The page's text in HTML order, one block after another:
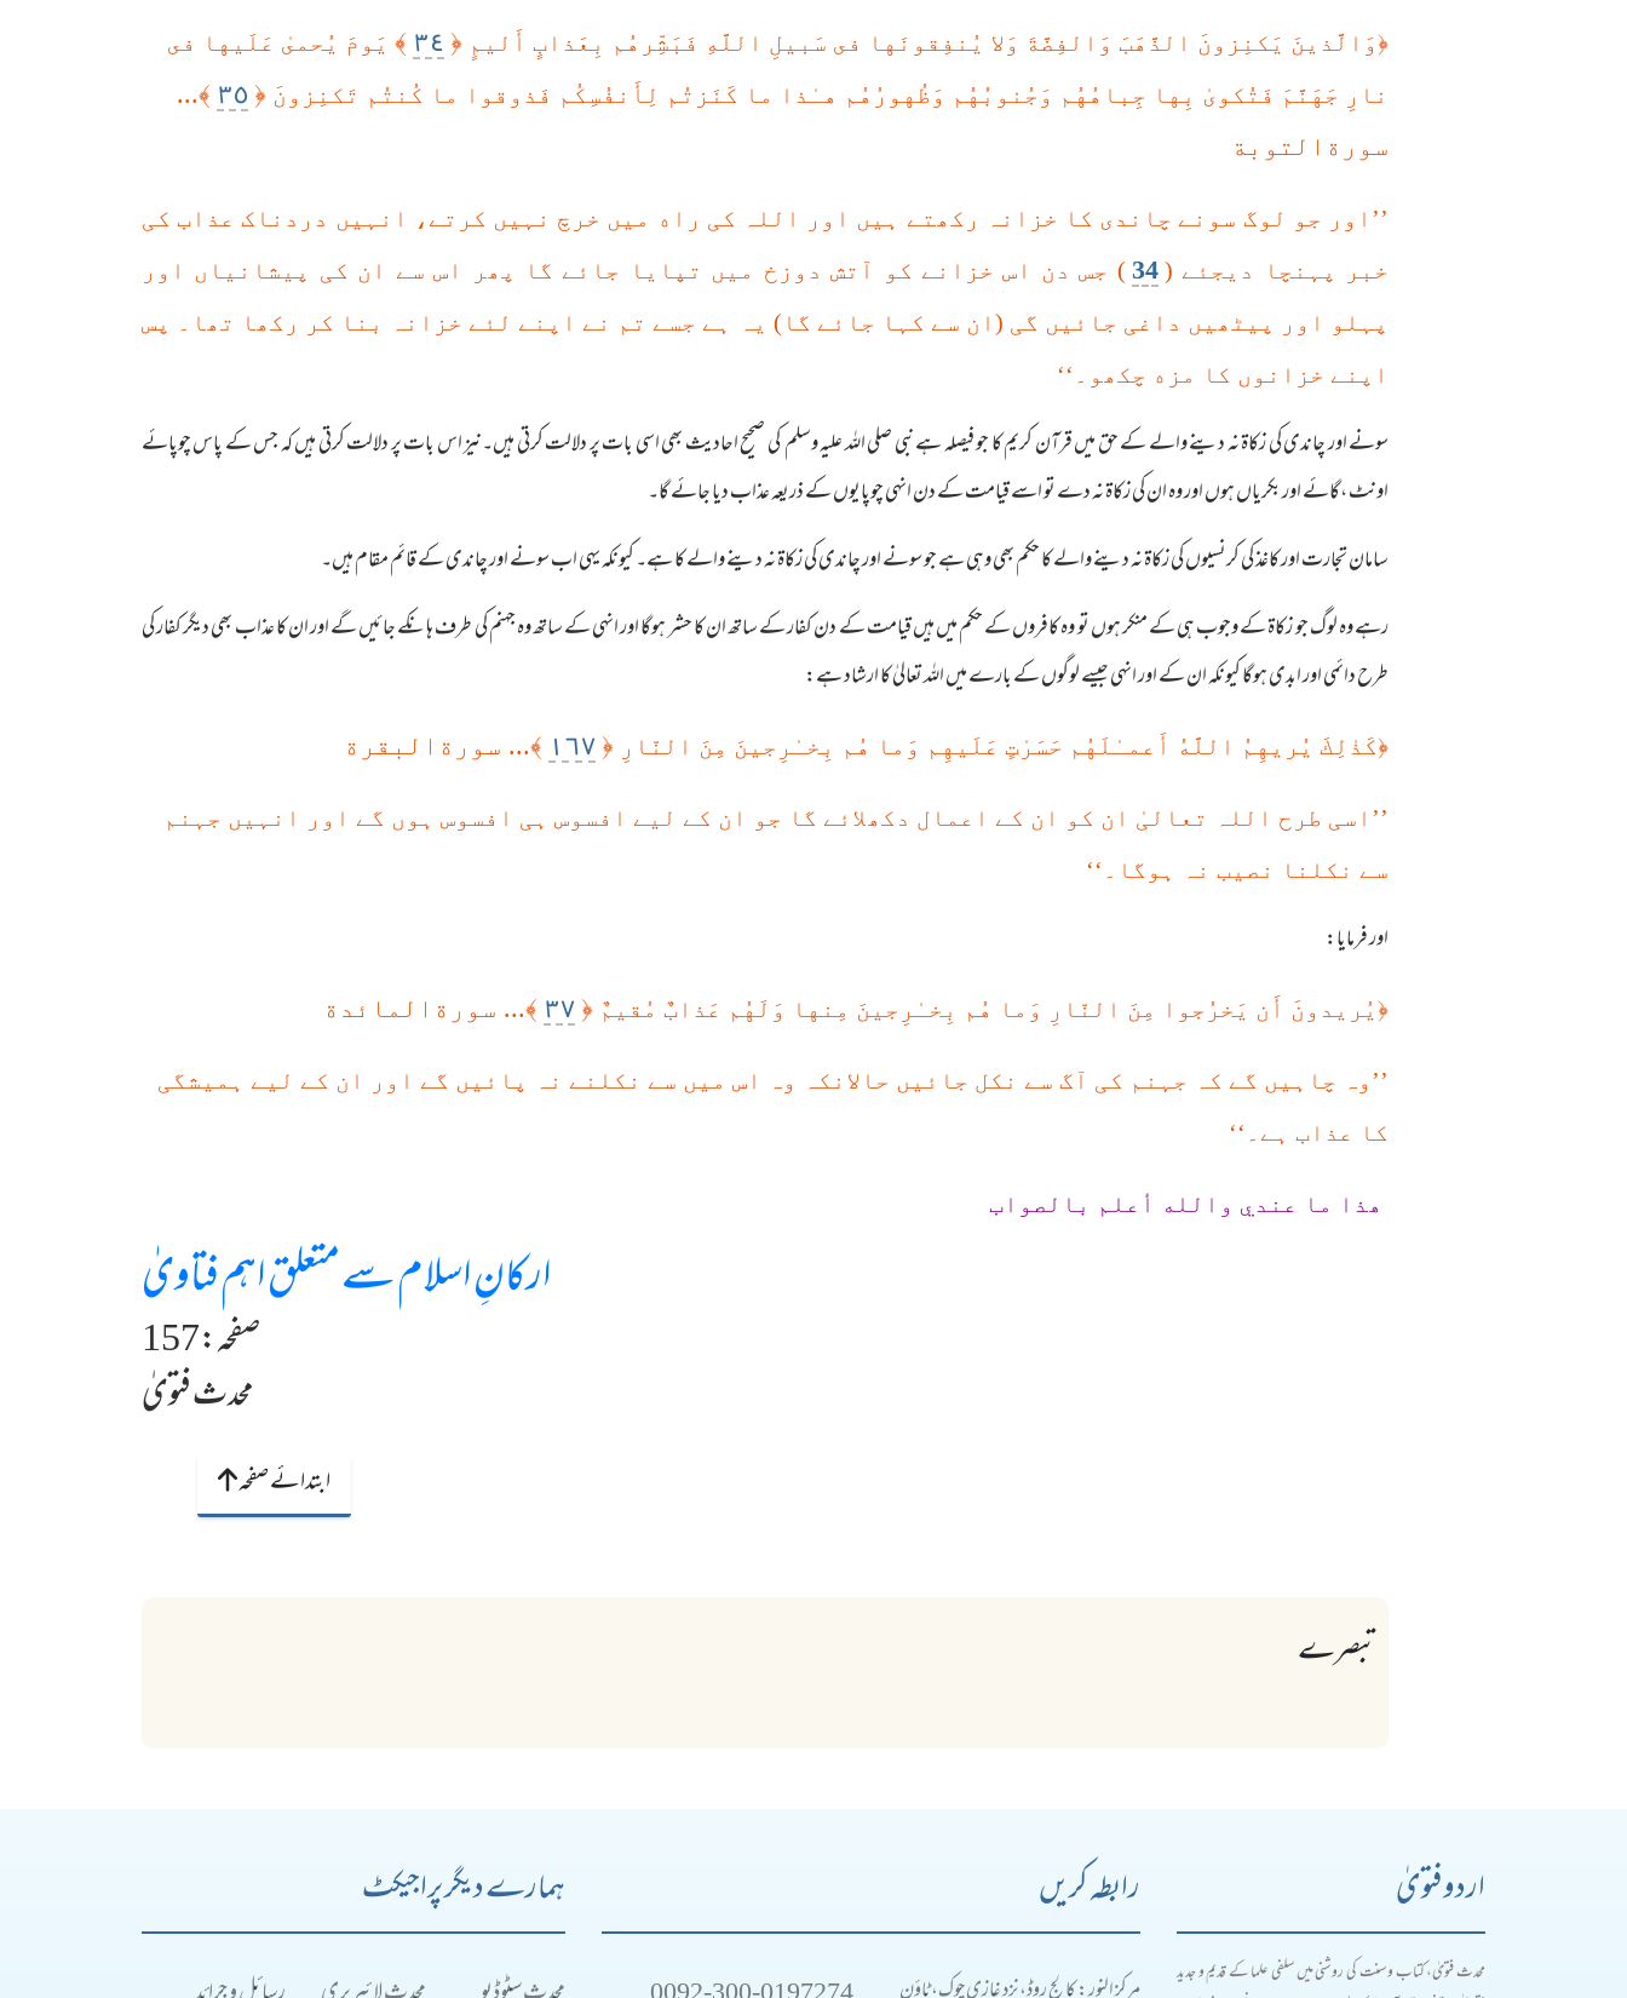
﴿وَالَّذينَ يَكنِزونَ الذَّهَبَ وَالفِضَّةَ وَلا يُنفِقونَها فى سَبيلِ اللَّهِ فَبَشِّرهُم بِعَذابٍ أَليمٍ ﴿ ٣٤ ﴾ يَومَ يُحمىٰ عَلَيها فى
نارِ جَهَنَّمَ فَتُكوىٰ بِها جِباهُهُم وَجُنوبُهُم وَظُهورُهُم هـٰذا ما كَنَزتُم لِأَنفُسِكُم فَذوقوا ما كُنتُم تَكنِزونَ ﴿ ٣٥ ﴾...
سورةالتوبة
’’اور جو لوگ سونے چاندی کا خزانہ رکھتے ہیں اور اللہ کی راه میں خرچ نہیں کرتے، انہیں دردناک عذاب کی
خبر پہنچا دیجئے ( 34 ) جس دن اس خزانے کو آتش دوزخ میں تپایا جائے گا پھر اس سے ان کی پیشانیاں اور
پہلو اور پیٹھیں داغی جائیں گی (ان سے کہا جائے گا) یہ ہے جسے تم نے اپنے لئے خزانہ بنا کر رکھا تھا۔ پس
اپنے خزانوں کا مزه چکھو۔‘‘
سونے اور چاندی کی زکاۃ نہ دینے والے کے حق میں قرآن کریم کا جو فیصلہ ہے نبی صلی اللہ علیہ وسلم کی صحیح احادیث بھی اسی بات پر دلالت کرتی ہیں۔نیز اس بات پر دلالت کرتی ہیں کہ جس کے پاس چوپائے
اونٹ ،گائے اور بکریاں ہوں اور وہ ان کی زکاۃ نہ دے تو اسے قیامت کے دن انہی چوپایوں کے ذریعہ عذاب دیا جائے گا۔
سامان تجارت اور کاغذ کی کرنسیوں کی زکاۃ نہ دینے والے کا حکم بھی وہی ہے جو سونے اور چاندی کی زکاۃ نہ دینے والے کا ہے۔ کیونکہ یہی اب سونے اور چاندی کے قائم مقام ہیں۔
رہے وہ لوگ جو زکاۃ کے وجوب ہی کے منکر ہوں تو وہ کافروں کے حکم میں ہیں قیامت کے دن کفار کے ساتھ ان کا حشر ہوگا اور انہی کے ساتھ وہ جہنم کی طرف ہانکے جائیں گے اور ان کا عذاب بھی دیگر کفار کی
طرح دائمی اور ابدی ہوگا کیونکہ ان کے اور انہی جیسے لوگوں کے بارے میں اللہ تعالیٰ کا ارشاد ہے:
﴿كَذ‌ٰلِكَ يُريهِمُ اللَّهُ أَعمـٰلَهُم حَسَر‌ٰتٍ عَلَيهِم وَما هُم بِخـٰرِجينَ مِنَ النّارِ ﴿ ١٦٧ ﴾... سورةالبقرة
’’اسی طرح اللہ تعالیٰ ان کو ان کے اعمال دکھلائے گا جو ان کے لیے افسوس ہی افسوس ہوں گے اور انہیں جہنم
سے نکلنا نصیب نہ ہوگا۔‘‘
اور فرمایا:
﴿يُريدونَ أَن يَخرُجوا مِنَ النّارِ وَما هُم بِخـٰرِجينَ مِنها وَلَهُم عَذابٌ مُقيمٌ ﴿ ٣٧ ﴾... سورةالمائدة
’’وہ چاہیں گے کہ جہنم کی آگ سے نکل جائیں حالانکہ وہ اس میں سے نکلنے نہ پائیں گے اور ان کے لیے ہمیشگی
کا عذاب ہے۔‘‘
ھذا ما عندي والله أعلم بالصواب
ارکانِ اسلام سے متعلق اہم فتاویٰ
صفحہ:157
محدث فتویٰ
ابتدائے صفحہ
تبصرے
اردو فتویٰ
محدث فتویٰ، کتاب و سنت کی روشنی میں سلفی علما کے قدیم و جدید
رابطہ کریں ہمارے دیگر پراجیکٹ